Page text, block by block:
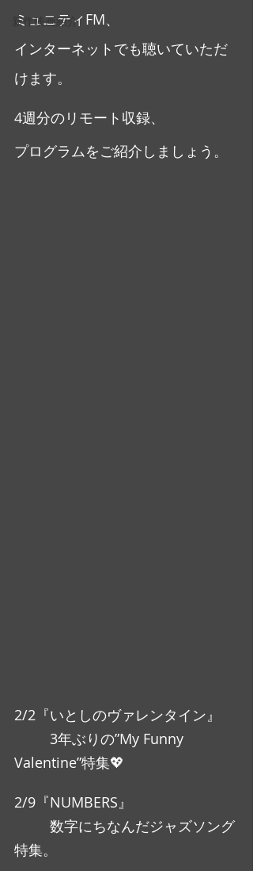
新作映画紹介
ミュニティFM、
インターネットでも聴いていただ
けます。
4週分のリモート収録、
プログラムをご紹介しましょう。
2/2『いとしのヴァレンタイン』
Valentine”特集💖
2/9『NUMBERS』
特集。